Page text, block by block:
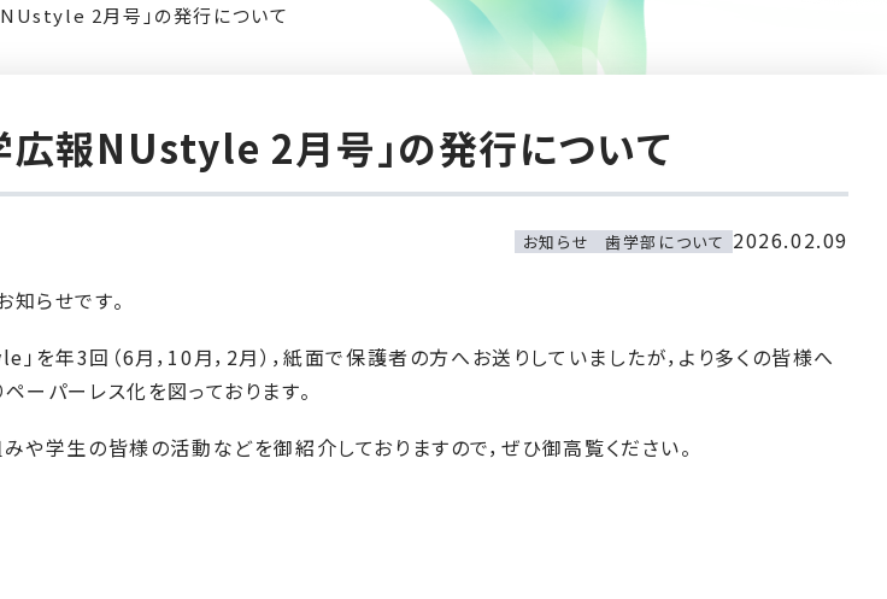
2月号」の発行について
広報NUstyle 2月号」の発行について
お知らせ 歯学部について 2026.02.09
らせです。
を年3回（6月，10月，2月），紙面で保護者の方へお送りしていましたが，より多くの皆様へ
ーパーレス化を図っております。
や学生の皆様の活動などを御紹介しておりますので，ぜひ御高覧ください。